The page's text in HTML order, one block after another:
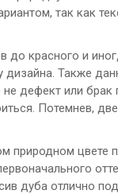
так как
до красного и
дизайна. Также
дефект или брак
Потемнев,
природном цвете
дуба отлично